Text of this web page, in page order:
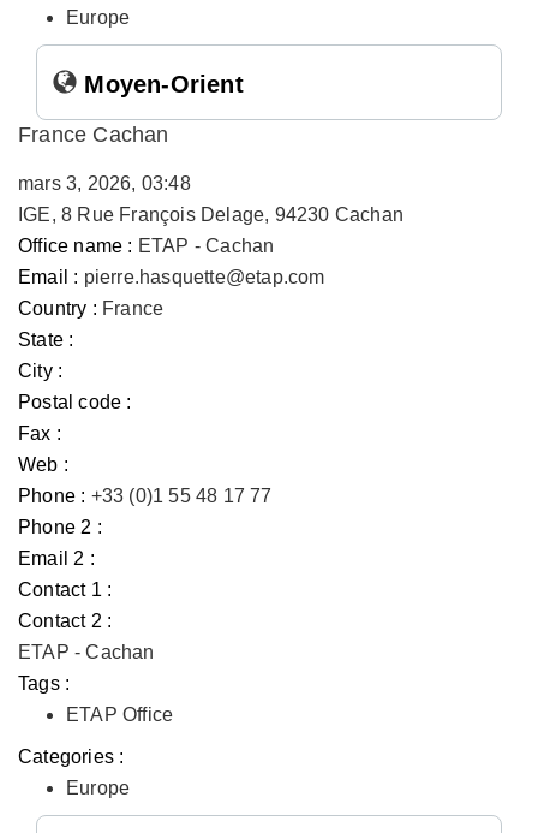
Europe
Moyen-Orient
France Cachan
mars 3, 2026, 03:48
IGE, 8 Rue François Delage, 94230 Cachan
Office name : ETAP - Cachan
Email : pierre.hasquette@etap.com
Country : France
State :
City :
Postal code :
Fax :
Web :
Phone : +33 (0)1 55 48 17 77
Phone 2 :
Email 2 :
Contact 1 :
Contact 2 :
ETAP - Cachan
Tags :
ETAP Office
Categories :
Europe